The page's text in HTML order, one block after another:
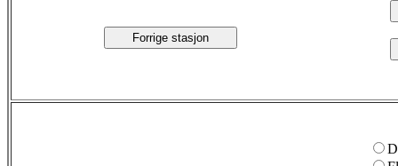
Forrige stasjon